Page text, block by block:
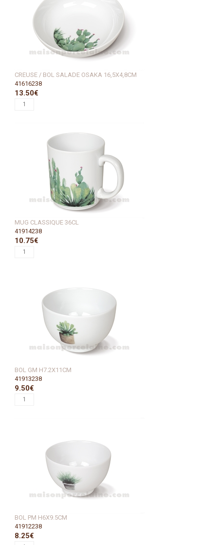
CREUSE / BOL SALADE OSAKA 16,5X4,8CM
41616238
13.50€
MUG CLASSIQUE 36CL
41914238
10.75€
BOL GM H7.2X11CM
41913238
9.50€
BOL PM H6X9.5CM
41912238
8.25€